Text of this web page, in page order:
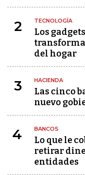
2 TECNOLOGÍA
Los
del hogar
3 HACIENDA
Las cinco
nuevo
4 BANCOS
Lo que le
retirar
entidades